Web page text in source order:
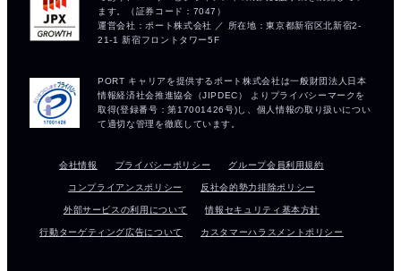
会社情報 プライバシーポリシー グループ会員利用規約
コンプライアンスポリシー 反社会的勢力排除ポリシー
外部サービスの利用について 情報セキュリティ基本方針
行動ターゲティング広告について カスタマーハラスメントポリシー